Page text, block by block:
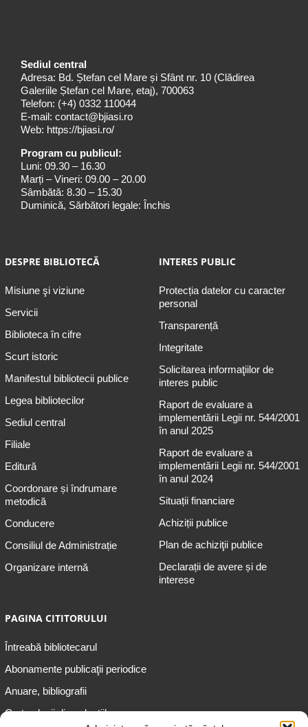
Sediul central
Adresa: Bd. Ștefan cel Mare și Sfânt nr. 10 (Clădirea
Galeriile Ștefan cel Mare, etaj), 700063
Telefon: (+4) 0332 110044
E-mail: contact@bjiasi.ro
Web: https://bjiasi.ro/
Program cu publicul:
Luni: 09.30 – 16.30
Marți – Vineri: 09.00 – 20.00
Sâmbătă: 8.30 – 15.30
Duminică, Sărbători legale: Închis
DESPRE BIBLIOTECĂ
Misiune şi viziune
Servicii
Biblioteca în cifre
Scurt istoric
Manifestul bibliotecii publice
Legea bibliotecilor
Sediul central
Filiale
Editură
Coordonare și îndrumare
metodică
Conducere
Consiliul de Administrație
Organizare internă
INTERES PUBLIC
Protecția datelor cu caracter
personal
Transparență
Integritate
Solicitarea informaţiilor de
interes public
Raport de evaluare a
implementării Legii nr. 544/2001
în anul 2025
Raport de evaluare a
implementării Legii nr. 544/2001
în anul 2024
Situații financiare
Achiziții publice
Plan de achiziţii publice
Declarații de avere și de
interese
PAGINA CITITORULUI
Întreabă bibliotecarul
Abonamente publicaţii periodice
Anuare, bibliografii
Cartea lunii din colecțiile